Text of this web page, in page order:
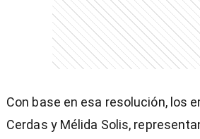
Con base en esa resolución, los
Cerdas y Mélida Solis,